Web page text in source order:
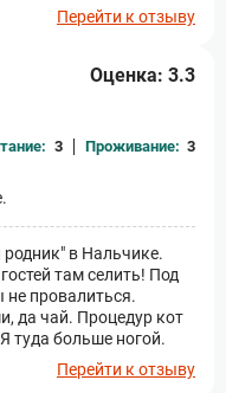
Перейти к отзыву
Оценка: 3.3
3 Проживание: 3
в Нальчике.
там селить! Под
провалиться.
да чай. Процедур кот
туда больше ногой.
Перейти к отзыву